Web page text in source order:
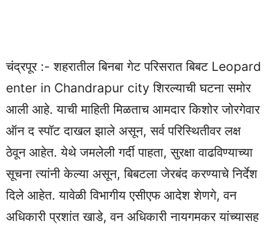
चंद्रपूर :- शहरातील बिनबा गेट परिसरात बिबट Leopard
enter in Chandrapur city शिरल्याची घटना समोर
आली आहे. याची माहिती मिळताच आमदार किशोर जोरगेवार
ऑन द स्पॉट दाखल झाले असून, सर्व परिस्थितीवर लक्ष
ठेवून आहेत. येथे जमलेली गर्दी पाहता, सुरक्षा वाढविण्याच्या
सूचना त्यांनी केल्या असून, बिबटला जेरबंद करण्याचे निर्देश
दिले आहेत. यावेळी विभागीय एसीएफ आदेश शेणगे, वन
अधिकारी प्रशांत खाडे, वन अधिकारी नायगमकर यांच्यासह